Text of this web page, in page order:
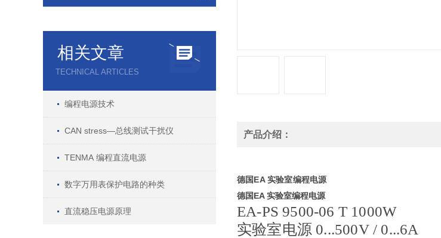
相关文章
TECHNICAL ARTICLES
编程电源技术
CAN stress—总线测试干扰仪
TENMA 编程直流电源
数字万用表保护电路的种类
直流稳压电源原理
产品介绍：
德国EA 实验室编程电源
德国EA 实验室编程电源
EA-PS 9500-06 T 1000W
实验室电源 0...500V / 0...6A